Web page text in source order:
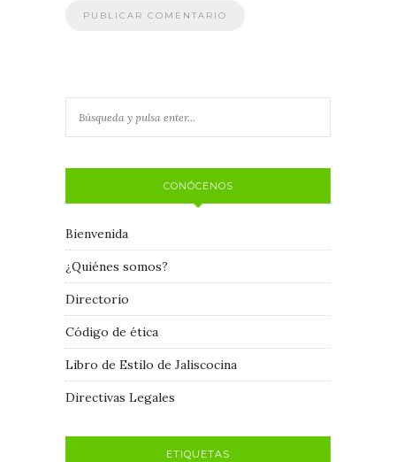
CONÓCENOS
Bienvenida
¿Quiénes somos?
Directorio
Código de ética
Libro de Estilo de Jaliscocina
Directivas Legales
ETIQUETAS